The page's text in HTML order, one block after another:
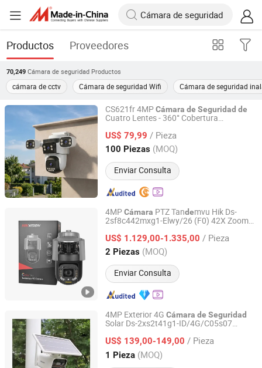
Productos Proveedores
70,249 Cámara de seguridad Productos
cámara de cctv Cámara de seguridad Wifi Cámara de seguridad
CS621fr 4MPCámara de Seguridad de
Cuatro Lentes - 360° Cobertura
US$ 79,99 / Pieza
100 Piezas (MOQ)
Enviar Consulta
Shenzhen Unique Vision Technology Co., Ltd.
Guangdong, China Desde 2009
4MPCámara PTZ Tandemvu Hik Ds-
2sf8c442mxg1-Elwy/26 (F0) 42X Zoom
PTZ Ai
US$ 1.129,00-1.335,00 / Pieza
2 Piezas (MOQ)
Enviar Consulta
Shenzhen Ruoxi Technology Co., Ltd.
Guangdong, China Desde 2026
4MP Exterior 4G Cámara de Seguridad
Solar Ds-2xs2t41g1-ID/4G/C05s07
US$ 139,00-149,00 / Pieza
1 Pieza (MOQ)
Beswind Technology Limited
Guangdong, China Desde 2023